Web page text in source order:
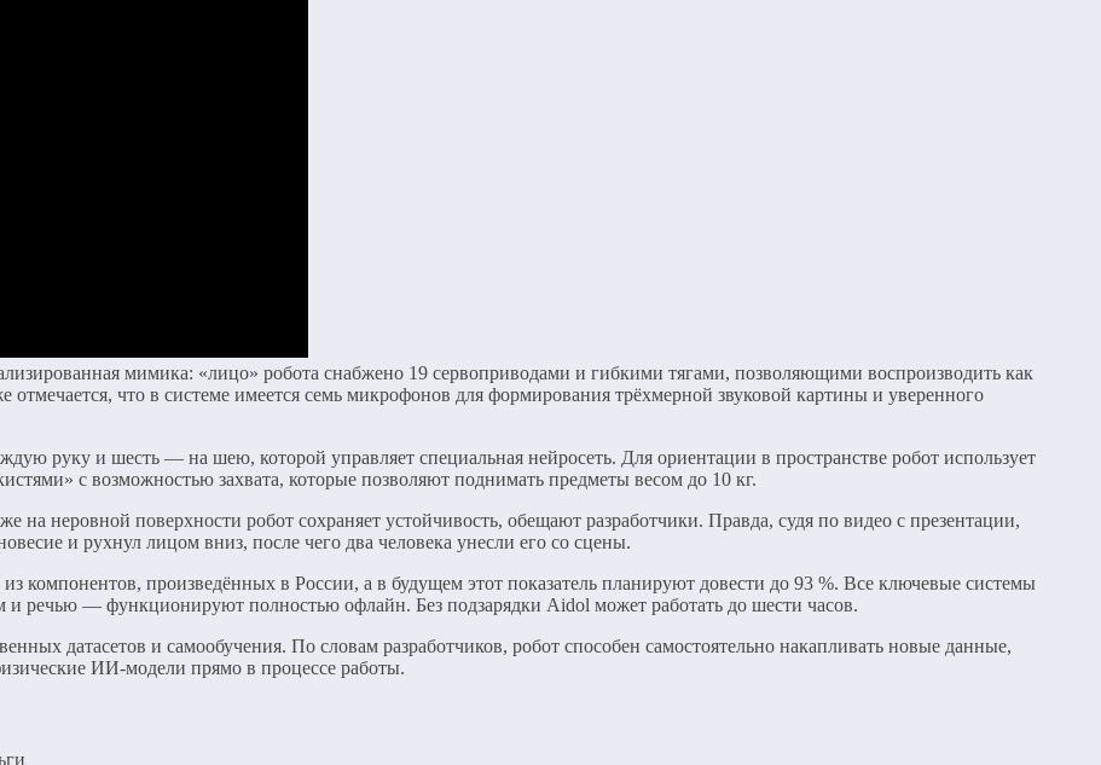
мимика: «лицо» робота снабжено 19 сервоприводами и гибкими тягами, позволяющими воспроизводить как
что в системе имеется семь микрофонов для формирования трёхмерной звуковой картины и уверенного
руку и шесть — на шею, которой управляет специальная нейросеть. Для ориентации в пространстве робот использует
с возможностью захвата, которые позволяют поднимать предметы весом до 10 кг.
на неровной поверхности робот сохраняет устойчивость, обещают разработчики. Правда, судя по видео с презентации,
и рухнул лицом вниз, после чего два человека унесли его со сцены.
компонентов, произведённых в России, а в будущем этот показатель планируют довести до 93 %. Все ключевые системы
речью — функционируют полностью офлайн. Без подзарядки Aidol может работать до шести часов.
датасетов и самообучения. По словам разработчиков, робот способен самостоятельно накапливать новые данные,
ИИ-модели прямо в процессе работы.